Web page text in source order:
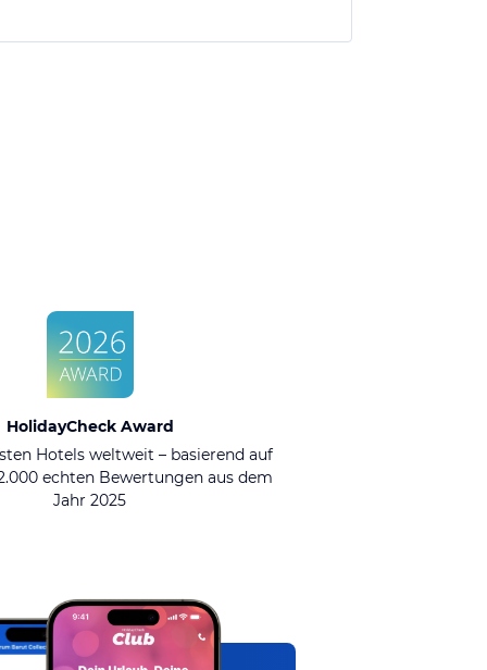
HolidayCheck Award
Hotels weltweit – basierend auf
echten Bewertungen aus dem
Jahr 2025